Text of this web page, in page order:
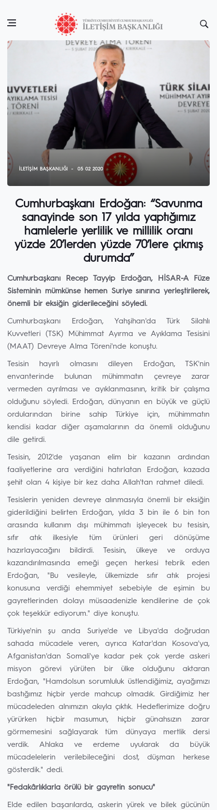
İLETIŞIM BAŞKANLIĞI 05 02 2020
Cumhurbaşkanı Erdoğan: “Savunma
sanayinde son 17 yılda yaptığımız
hamlelerle yerlilik ve millilik oranı
yüzde 20’lerden yüzde 70’lere çıkmış
durumda”
Cumhurbaşkanı Recep Tayyip Erdoğan, HİSAR-A Füze
Sisteminin mümkünse hemen Suriye sınırına yerleştirilerek,
önemli bir eksiğin giderileceğini söyledi.
Cumhurbaşkanı Erdoğan, Yahşihan'da Türk Silahlı
Kuvvetleri (TSK) Mühimmat Ayırma ve Ayıklama Tesisini
(MAAT) Devreye Alma Töreni'nde konuştu.
Tesisin hayırlı olmasını dileyen Erdoğan, TSK'nin
envanterinde bulunan mühimmatın çevreye zarar
vermeden ayrılması ve ayıklanmasının, kritik bir çalışma
olduğunu söyledi. Erdoğan, dünyanın en büyük ve güçlü
ordularından birine sahip Türkiye için, mühimmatın
kendisi kadar diğer aşamalarının da önemli olduğunu
dile getirdi.
Tesisin, 2012'de yaşanan elim bir kazanın ardından
faaliyetlerine ara verdiğini hatırlatan Erdoğan, kazada
şehit olan 4 kişiye bir kez daha Allah'tan rahmet diledi.
Tesislerin yeniden devreye alınmasıyla önemli bir eksiğin
giderildiğini belirten Erdoğan, yılda 3 bin ile 6 bin ton
arasında kullanım dışı mühimmatı işleyecek bu tesisin,
sıfır atık ilkesiyle tüm ürünleri geri dönüşüme
hazırlayacağını bildirdi. Tesisin, ülkeye ve orduya
kazandırılmasında emeği geçen herkesi tebrik eden
Erdoğan, "Bu vesileyle, ülkemizde sıfır atık projesi
konusuna verdiği ehemmiyet sebebiyle de eşimin bu
gayretlerinden dolayı müsaadenizle kendilerine de çok
çok teşekkür ediyorum." diye konuştu.
Türkiye'nin şu anda Suriye'de ve Libya'da doğrudan
sahada mücadele veren, ayrıca Katar'dan Kosova'ya,
Afganistan'dan Somali'ye kadar pek çok yerde askeri
misyon görevi yürüten bir ülke olduğunu aktaran
Erdoğan, "Hamdolsun sorumluluk üstlendiğimiz, ayağımızı
bastığımız hiçbir yerde mahcup olmadık. Girdiğimiz her
mücadeleden alnımızın akıyla çıktık. Hedeflerimize doğru
yürürken hiçbir masumun, hiçbir günahsızın zarar
görmemesini sağlayarak tüm dünyaya mertlik dersi
verdik. Ahlaka ve erdeme uyularak da büyük
mücadelelerin verilebileceğini dost, düşman herkese
gösterdik." dedi.
"Fedakârlıklarla örülü bir gayretin sonucu"
Elde edilen başarılarda, askerin yürek ve bilek gücünün